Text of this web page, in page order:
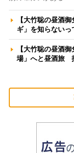
【大竹聡の昼酒
ギ」を知らない
【大竹聡の昼酒
場」へと昼酒旅